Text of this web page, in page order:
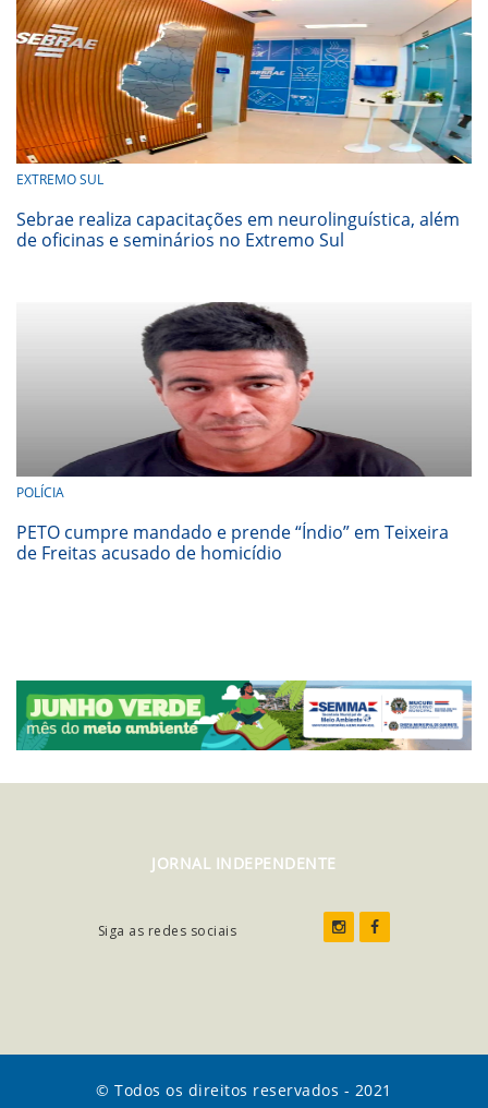
EXTREMO SUL
Sebrae realiza capacitações em neurolinguística, além
de oficinas e seminários no Extremo Sul
POLÍCIA
PETO cumpre mandado e prende “Índio” em Teixeira
de Freitas acusado de homicídio
JORNAL INDEPENDENTE
Siga as redes sociais
© Todos os direitos reservados - 2021